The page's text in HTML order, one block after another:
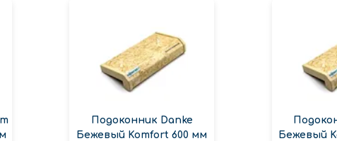
Подоконник Danke
Бежевый Komfort 600 мм
Бежевый